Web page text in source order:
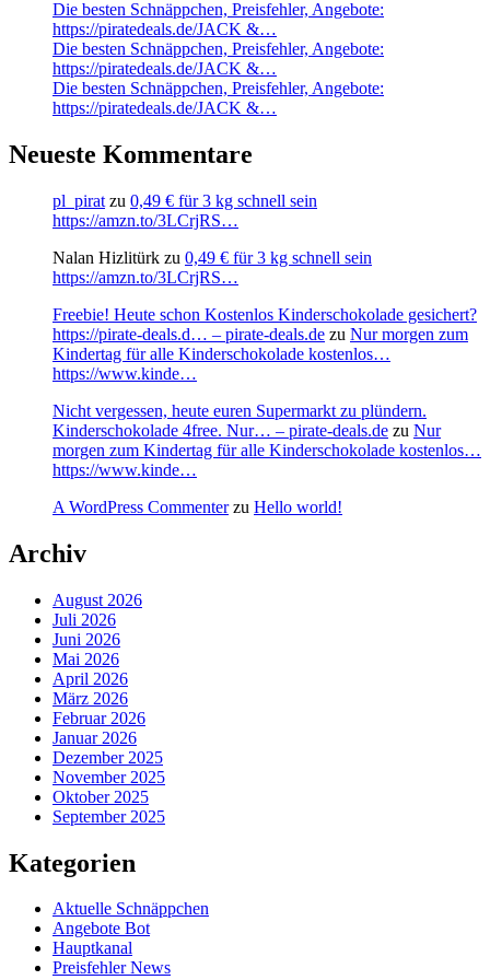
Die besten Schnäppchen, Preisfehler, Angebote:
https://piratedeals.de/JACK &…
Die besten Schnäppchen, Preisfehler, Angebote:
https://piratedeals.de/JACK &…
Die besten Schnäppchen, Preisfehler, Angebote:
https://piratedeals.de/JACK &…
Neueste Kommentare
pl_pirat zu 0,49 € für 3 kg schnell sein
https://amzn.to/3LCrjRS…
Nalan Hizlitürk zu 0,49 € für 3 kg schnell sein
https://amzn.to/3LCrjRS…
Freebie! Heute schon Kostenlos Kinderschokolade gesichert?
https://pirate-deals.d… – pirate-deals.de zu Nur morgen zum
Kindertag für alle Kinderschokolade kostenlos…
https://www.kinde…
Nicht vergessen, heute euren Supermarkt zu plündern.
Kinderschokolade 4free. Nur… – pirate-deals.de zu Nur
morgen zum Kindertag für alle Kinderschokolade kostenlos…
https://www.kinde…
A WordPress Commenterzu Hello world!
Archiv
August 2026
Juli 2026
Juni 2026
Mai 2026
April 2026
März 2026
Februar 2026
Januar 2026
Dezember 2025
November 2025
Oktober 2025
September 2025
Kategorien
Aktuelle Schnäppchen
Angebote Bot
Hauptkanal
Preisfehler News